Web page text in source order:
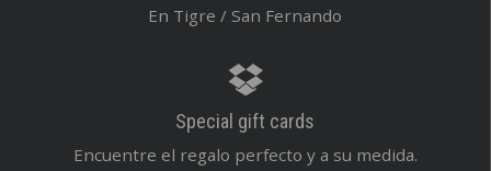
En Tigre / San Fernando
Special gift cards
Encuentre el regalo perfecto y a su medida.